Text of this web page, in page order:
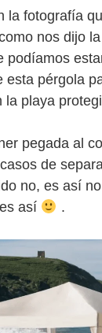
la fotografía
nos dijo
podíamos
esta pérgola
la playa
pegada al
de
no, es así
así
.